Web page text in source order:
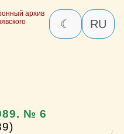
архив
☾ RU
№ 6